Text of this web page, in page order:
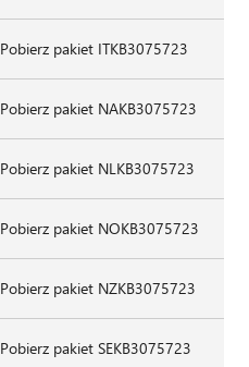
Pobierz pakiet ITKB3075723
Pobierz pakiet NAKB3075723
Pobierz pakiet NLKB3075723
Pobierz pakiet NOKB3075723
Pobierz pakiet NZKB3075723
Pobierz pakiet SEKB3075723